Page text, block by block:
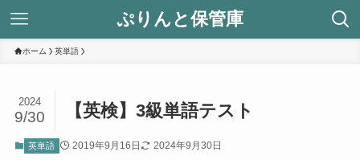
ぷりんと保管庫
ホーム 英単語
【英検】3級単語テスト
2024
9/30
英単語 2019年9月16日 2024年9月30日